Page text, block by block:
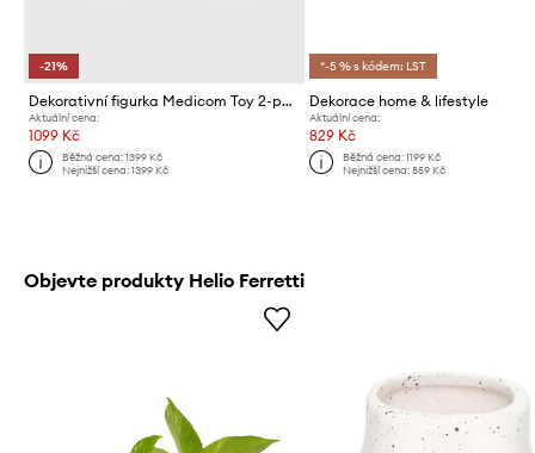
-21%
Dekorativní figurka Medicom Toy 2-pack
Aktuální cena:
1099 Kč
Běžná cena:1399 Kč
Nejnižší cena:1399 Kč
*-5 % s kódem: LST
Dekorace home & lifestyle
Aktuální cena:
829 Kč
Běžná cena: 1199 Kč
Nejnižší cena: 859 Kč
Objevte produkty Helio Ferretti